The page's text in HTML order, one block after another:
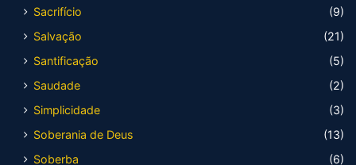
Sacrifício
(9)
Salvação
(21)
Santificação
(5)
Saudade
(2)
Simplicidade
(3)
Soberania de Deus
(13)
Soberba
(6)